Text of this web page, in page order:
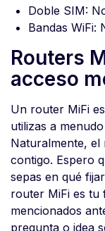
Doble SIM:
Bandas WiFi:
Routers
acceso
Un router MiFi
utilizas a
Naturalmente, el
contigo. Espero
sepas en qué
router MiFi es tu
mencionados
pregunta o idea